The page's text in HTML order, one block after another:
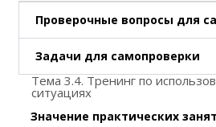
Проверочные вопросы для
Задачи для самопроверки
Тема 3.4. Тренинг по
ситуациях
Значение практических